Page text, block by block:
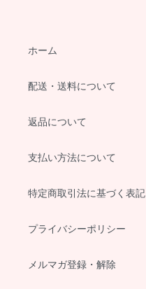
ホーム
配送・送料について
返品について
支払い方法について
特定商取引法に基づく表記
プライバシーポリシー
メルマガ登録・解除